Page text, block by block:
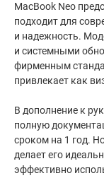
MacBook Neo
подходит для
и надежность.
и системными
фирменным
привлекает как
В дополнение к
полную
сроком на 1 год.
делает его
эффективно